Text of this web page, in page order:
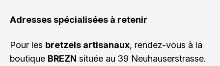
Adresses spécialisées à retenir
Pour les bretzels artisanaux, rendez-vous à la
boutique BREZN située au 39 Neuhauserstrasse.